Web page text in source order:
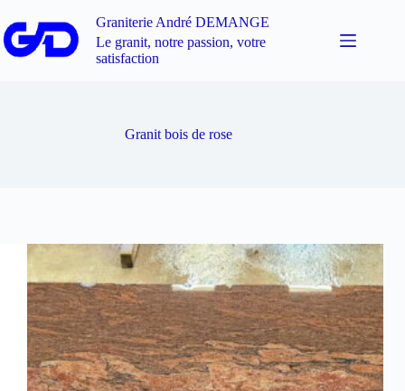
Graniterie André DEMANGE
Le granit, notre passion, votre
satisfaction
Granit bois de rose